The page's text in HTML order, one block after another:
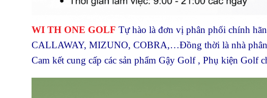
WI TH ONE GOLF Tự hào là đơn vị phân phối chính
CALLAWAY, MIZUNO, COBRA,…Đồng thời là nhà
Cam kết cung cấp các sản phẩm Gậy Golf , Phụ kiện Golf